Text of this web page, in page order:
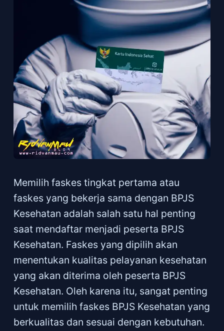
Memilih faskes tingkat pertama atau
faskes yang bekerja sama dengan BPJS
Kesehatan adalah salah satu hal penting
saat mendaftar menjadi peserta BPJS
Kesehatan. Faskes yang dipilih akan
menentukan kualitas pelayanan kesehatan
yang akan diterima oleh peserta BPJS
Kesehatan. Oleh karena itu, sangat penting
untuk memilih faskes BPJS Kesehatan yang
berkualitas dan sesuai dengan kebutuhan.